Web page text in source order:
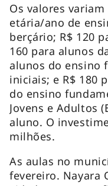
Os valores
etária/ano de
berçário; R$ 120
160 para alunos
alunos do ensino
iniciais; e R$ 180
do ensino
Jovens e Adultos
aluno. O
milhões.
As aulas no
fevereiro. Nayara